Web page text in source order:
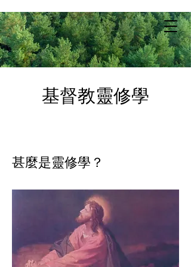
基督教靈修學
甚麼是靈修學？